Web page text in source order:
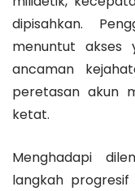
dipisahkan.
menuntut akses
ancaman
peretasan akun
ketat.
Menghadapi
langkah